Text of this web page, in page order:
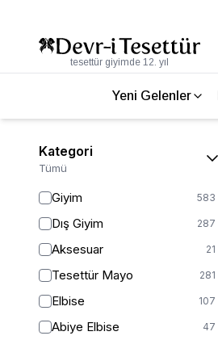
tesettür giyimde 12. yıl
Yeni Gelenler
Kategori
Tümü
Giyim 583
Dış Giyim 287
Aksesuar 21
Tesettür Mayo 281
Elbise 107
Abiye Elbise 47